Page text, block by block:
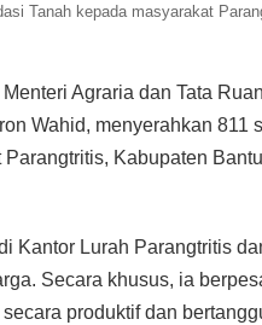
Tanah kepada masyarakat
Menteri Agraria dan Tata
Wahid, menyerahkan 811
Kabupaten
Kantor Lurah Parangtritis
Secara khusus, ia
produktif dan